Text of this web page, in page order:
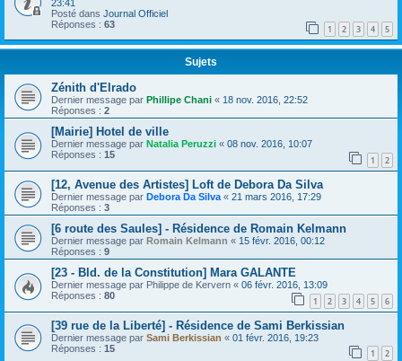
23:41
Posté dans Journal Officiel
Réponses : 63 1 2 3 4 5
Sujets
Zénith d'Elrado
Dernier message par Phillipe Chani « 18 nov. 2016, 22:52
Réponses : 2
[Mairie] Hotel de ville
Dernier message par Natalia Peruzzi « 08 nov. 2016, 10:07
Réponses : 15 1 2
[12, Avenue des Artistes] Loft de Debora Da Silva
Dernier message par Debora Da Silva « 21 mars 2016, 17:29
Réponses : 3
[6 route des Saules] - Résidence de Romain Kelmann
Dernier message par Romain Kelmann « 15 févr. 2016, 00:12
Réponses : 9
[23 - Bld. de la Constitution] Mara GALANTE
Dernier message par Philippe de Kervern « 06 févr. 2016, 13:09
Réponses : 80 1 2 3 4 5 6
[39 rue de la Liberté] - Résidence de Sami Berkissian
Dernier message par Sami Berkissian « 01 févr. 2016, 19:23
Réponses : 15 1 2